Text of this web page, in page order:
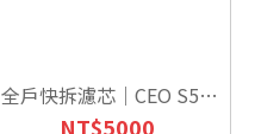
全戶快拆濾芯｜CEO S500
NT$5000